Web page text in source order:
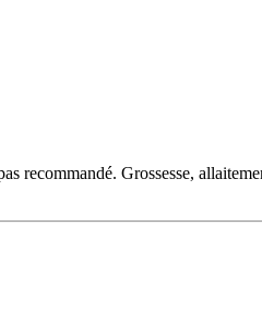
recommandé. Grossesse,